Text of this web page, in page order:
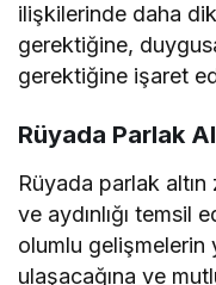
ilişkilerinde daha
gerektiğine,
gerektiğine işaret
Rüyada Parlak
Rüyada parlak
ve aydınlığı temsil
olumlu gelişmelerin
ulaşacağına ve